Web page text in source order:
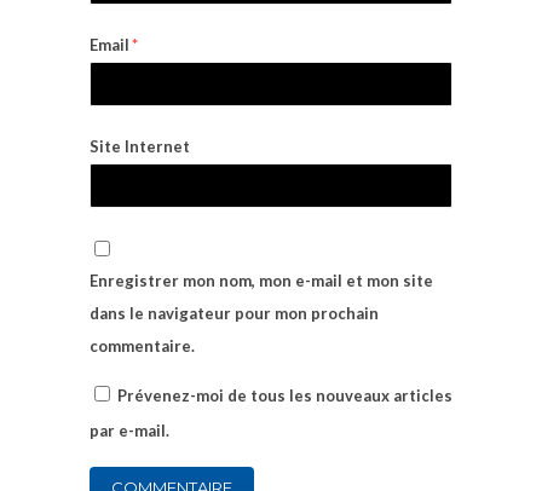
Email*
Site Internet
Enregistrer mon nom, mon e-mail et mon site
dans le navigateur pour mon prochain
commentaire.
Prévenez-moi de tous les nouveaux articles
par e-mail.